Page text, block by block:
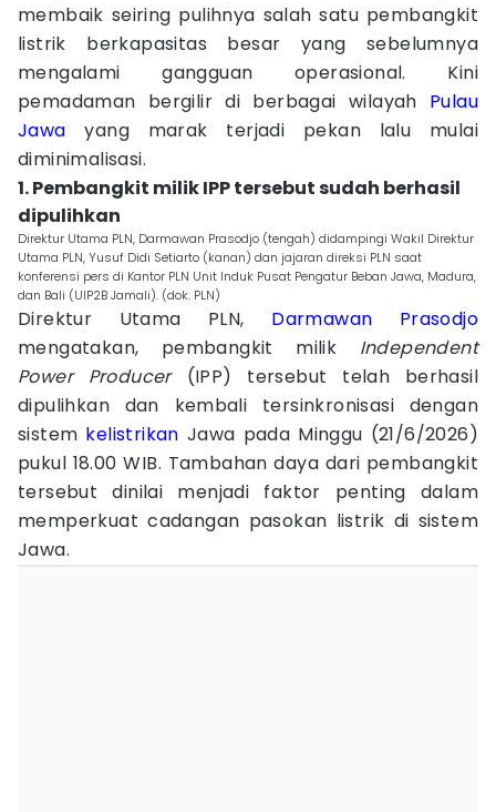
membaik seiring pulihnya salah satu pembangkit
listrik berkapasitas besar yang sebelumnya
mengalami gangguan operasional. Kini
pemadaman bergilir di berbagai wilayah Pulau
Jawa yang marak terjadi pekan lalu mulai
diminimalisasi.
1. Pembangkit milik IPP tersebut sudah berhasil
dipulihkan
Direktur Utama PLN, Darmawan Prasodjo (tengah) didampingi Wakil Direktur
Utama PLN, Yusuf Didi Setiarto (kanan) dan jajaran direksi PLN saat
konferensi pers di Kantor PLN Unit Induk Pusat Pengatur Beban Jawa, Madura,
dan Bali (UIP2B Jamali). (dok. PLN)
Direktur Utama PLN, Darmawan Prasodjo
mengatakan, pembangkit milik Independent
Power Producer (IPP) tersebut telah berhasil
dipulihkan dan kembali tersinkronisasi dengan
sistem kelistrikan Jawa pada Minggu (21/6/2026)
pukul 18.00 WIB. Tambahan daya dari pembangkit
tersebut dinilai menjadi faktor penting dalam
memperkuat cadangan pasokan listrik di sistem
Jawa.